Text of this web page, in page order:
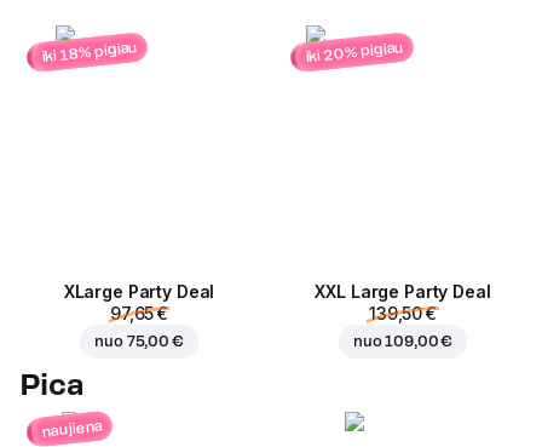
iki 18% pigiau
ХLarge Party Deal
97,65 €
nuo 75,00 €
iki 20% pigiau
XXL Large Party Deal
139,50 €
nuo109,00 €
Pica
naujiena